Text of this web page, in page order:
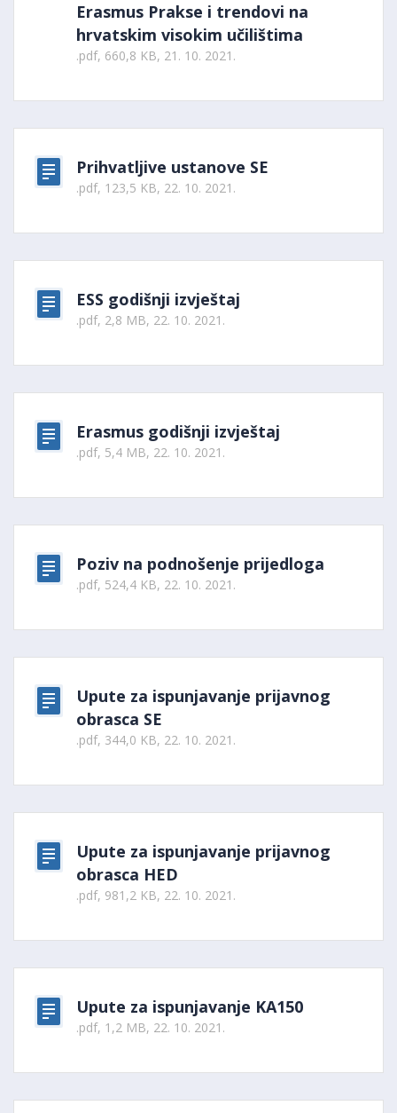
Erasmus Prakse i trendovi na
hrvatskim visokim učilištima
.pdf, 660,8 KB, 21. 10. 2021.
Prihvatljive ustanove SE
.pdf, 123,5 KB, 22. 10. 2021.
ESS godišnji izvještaj
.pdf, 2,8 MB, 22. 10. 2021.
Erasmus godišnji izvještaj
.pdf, 5,4 MB, 22. 10. 2021.
Poziv na podnošenje prijedloga
.pdf, 524,4 KB, 22. 10. 2021.
Upute za ispunjavanje prijavnog
obrasca SE
.pdf, 344,0 KB, 22. 10. 2021.
Upute za ispunjavanje prijavnog
obrasca HED
.pdf, 981,2 KB, 22. 10. 2021.
Upute za ispunjavanje KA150
.pdf, 1,2 MB, 22. 10. 2021.